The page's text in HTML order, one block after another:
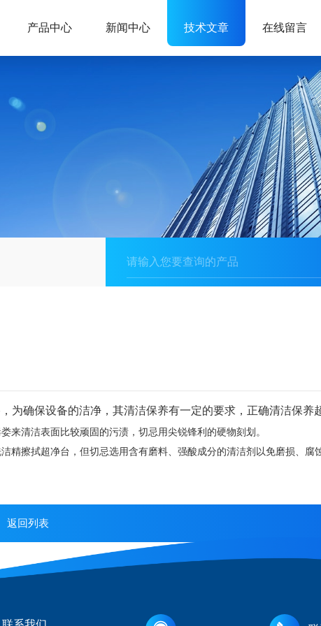
产品中心 新闻中心 技术文章 在线留言
确保设备的洁净，其清洁保养有一定的要求，正确清洁保养
来清洁表面比较顽固的污渍，切忌用尖锐锋利的硬物刻划。
洁精擦拭超净台 ，但切忌选用含有磨料、强酸成分的清洁剂以免磨损、腐
返回列表